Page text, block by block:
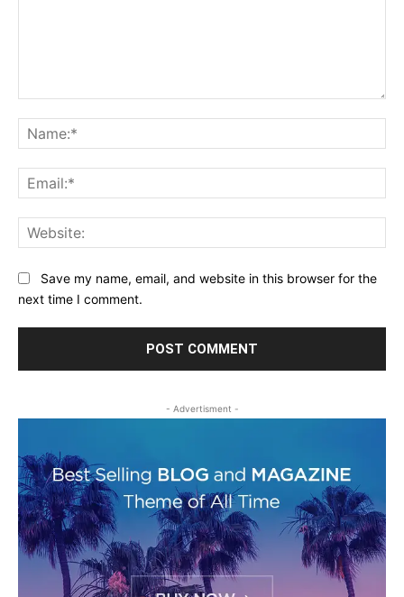
Save my name, email, and website in this browser for the
next time I comment.
- Advertisment -